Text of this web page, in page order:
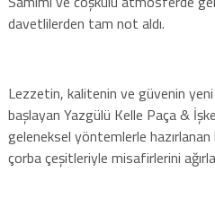
davetlilerden tam not aldı.
Lezzetin, kalitenin ve güvenin
başlayan Yazgülü Kelle Paça &
geleneksel yöntemlerle
çorba çeşitleriyle misafirlerini